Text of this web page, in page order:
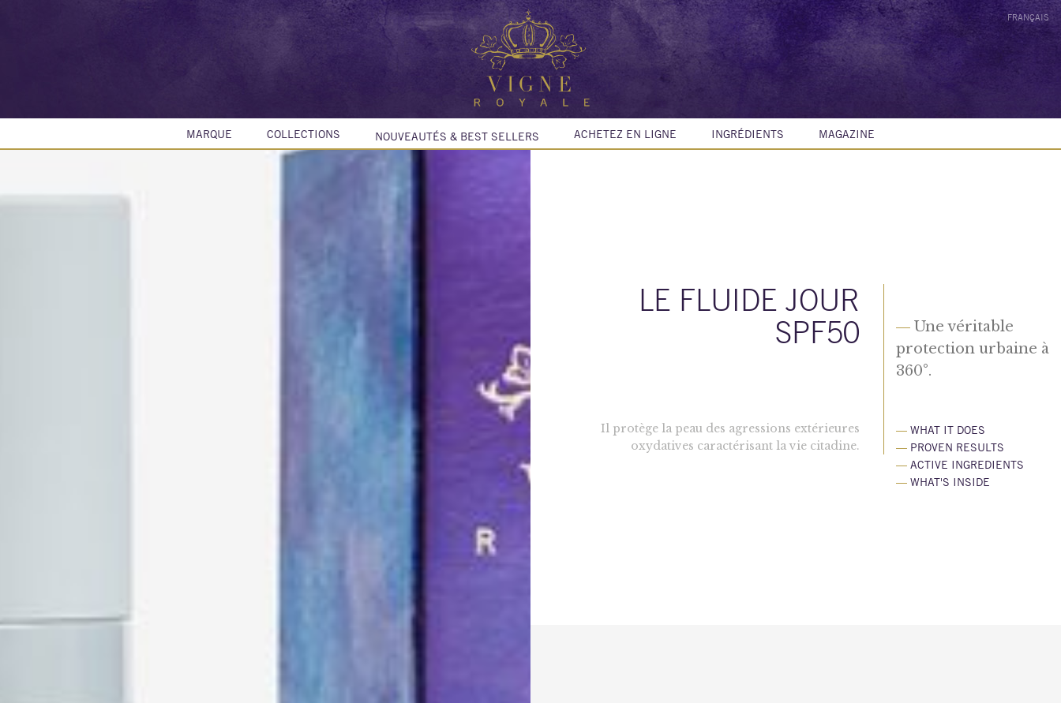
FRANÇAIS
MARQUE COLLECTIONS NOUVEAUTÉS & BEST SELLERS ACHETEZ EN LIGNE INGRÉDIENTS MAGAZINE
LE FLUIDE JOUR
SPF50
Il protège la peau des agressions extérieures
oxydatives caractérisant la vie citadine.
— Une véritable
protection urbaine à
360°.
— WHAT IT DOES
— PROVEN RESULTS
— ACTIVE INGREDIENTS
— WHAT'S INSIDE